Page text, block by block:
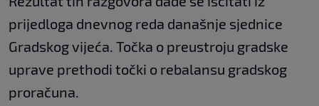
prijedloga dnevnog reda današnje sjednice
Gradskog vijeća. Točka o preustroju gradske
uprave prethodi točki o rebalansu gradskog
proračuna.